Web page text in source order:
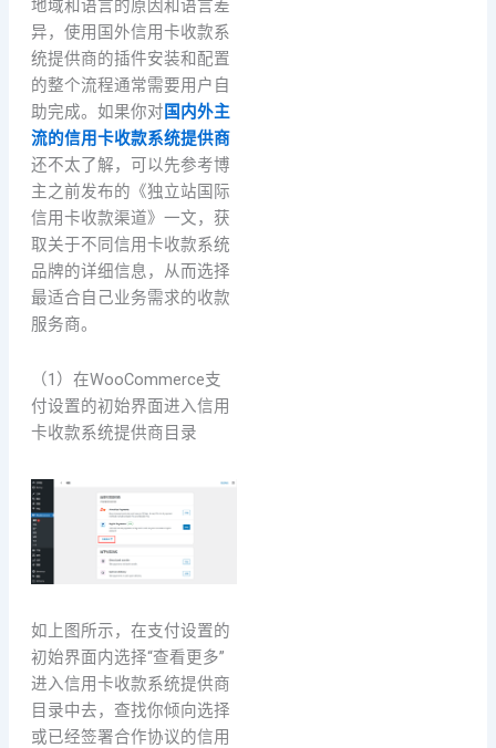
地域和语言的原因和语言差
异，使用国外信用卡收款系
统提供商的插件安装和配置
的整个流程通常需要用户自
助完成。如果你对 国内外主
流的信用卡收款系统提供商
还不太了解，可以先参考博
主之前发布的《独立站国际
信用卡收款渠道》一文，获
取关于不同信用卡收款系统
品牌的详细信息，从而选择
最适合自己业务需求的收款
服务商。
（1）在WooCommerce支
付设置的初始界面进入信用
卡收款系统提供商目录
如上图所示，在支付设置的
初始界面内选择“查看更多”
进入信用卡收款系统提供商
目录中去，查找你倾向选择
或已经签署合作协议的信用